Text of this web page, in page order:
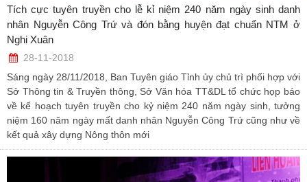
Tích cực tuyên truyền cho lễ kỉ niệm 240 năm ngày sinh danh
nhân Nguyễn Công Trứ và đón bằng huyện đạt chuẩn NTM ở
Nghi Xuân
28-11-2018
Sáng ngày 28/11/2018, Ban Tuyên giáo Tỉnh ủy chủ trì phối hợp với
Sở Thông tin & Truyền thông, Sở Văn hóa TT&DL tổ chức họp báo
về kế hoạch tuyên truyền cho kỷ niệm 240 năm ngày sinh, tưởng
niệm 160 năm ngày mất danh nhân Nguyễn Công Trứ cũng như về
kết quả xây dựng Nông thôn mới